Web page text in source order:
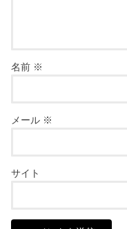
名前 ※
メール ※
サイト